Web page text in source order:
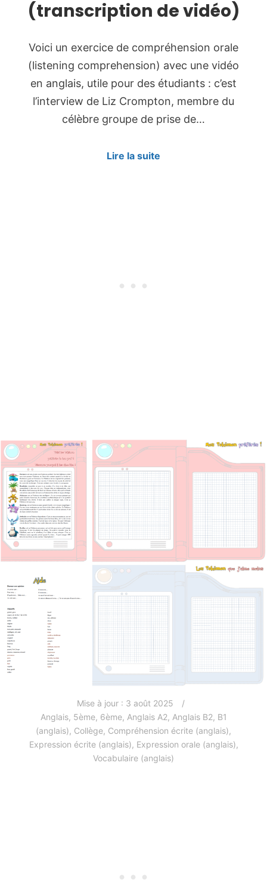
(transcription de vidéo)
Voici un exercice de compréhension orale
(listening comprehension) avec une vidéo
en anglais, utile pour des étudiants : c’est
l’interview de Liz Crompton, membre du
célèbre groupe de prise de…
Lire la suite
Mise à jour : 3 août 2025
Anglais, 5ème, 6ème, Anglais A2, Anglais B2, B1
(anglais), Collège, Compréhension écrite (anglais),
Expression écrite (anglais), Expression orale (anglais),
Vocabulaire (anglais)